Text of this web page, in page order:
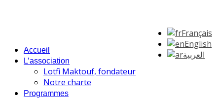
Français
English
العربية
Accueil
L’association
Lotfi Maktouf, fondateur
Notre charte
Programmes